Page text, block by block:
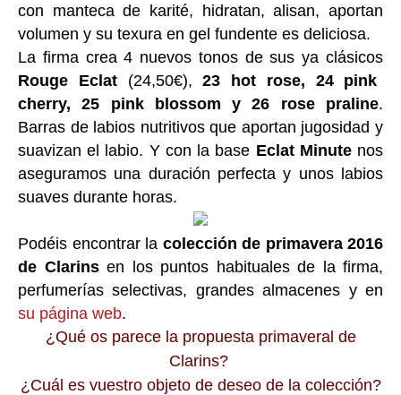
con manteca de karité, hidratan, alisan, aportan
volumen y su texura en gel fundente es deliciosa.
La firma crea 4 nuevos tonos de sus ya clásicos
Rouge Eclat (24,50€),23 hot rose, 24 pink
cherry, 25 pink blossom y 26 rose praline.
Barras de labios nutritivos que aportan jugosidad y
suavizan el labio. Y con la base Eclat Minutenos
aseguramos una duración perfecta y unos labios
suaves durante horas.
Podéis encontrar la colección de primavera 2016
de Clarinsen los puntos habituales de la firma,
perfumerías selectivas, grandes almacenes y en
su página web.
¿Qué os parece la propuesta primaveral de
Clarins?
¿Cuál es vuestro objeto de deseo de la colección?